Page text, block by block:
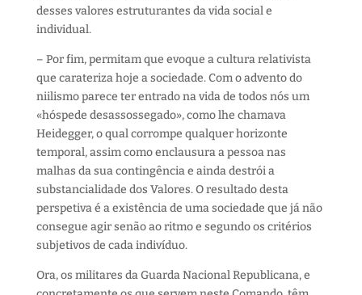
desses valores estruturantes da vida social e
individual.
– Por fim, permitam que evoque a cultura relativista
que carateriza hoje a sociedade. Com o advento do
niilismoparece ter entrado na vida de todos nós um
«hóspede desassossegado», como lhe chamava
Heidegger,oqualcorrompe qualquer horizonte
temporal,assimcomo enclausura a pessoa nas
malhas da suacontingência e aindadestrói a
substancialidade dos Valores.Oresultadodesta
perspetiva é a existência de uma sociedade que já não
consegue agir senão ao ritmo e segundo os critérios
subjetivos de cada indivíduo.
Ora, os militares da GuardaNacionalRepublicana,e